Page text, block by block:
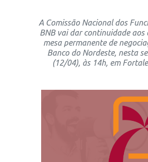
A Comissão Nacional dos
BNB vai dar continuidade aos
mesa permanente de
Banco do Nordeste, nesta
(12/04), às 14h, em